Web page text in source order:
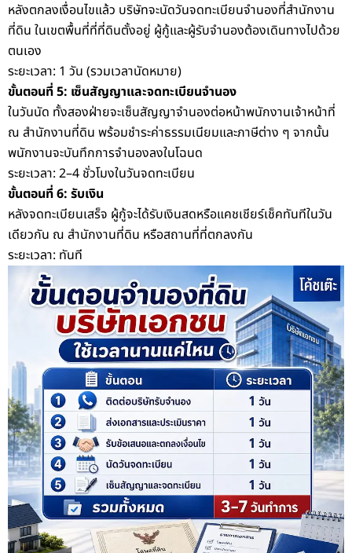
หลังตกลงเงื่อนไขแล้ว บริษัทจะนัดวันจดทะเบียนจำนองที่สำนักงาน
ที่ดิน ในเขตพื้นที่ที่ที่ดินตั้งอยู่ ผู้กู้และผู้รับจำนองต้องเดินทางไปด้วย
ตนเอง
ระยะเวลา: 1 วัน (รวมเวลานัดหมาย)
ขั้นตอนที่ 5: เซ็นสัญญาและจดทะเบียนจำนอง
ในวันนัด ทั้งสองฝ่ายจะเซ็นสัญญาจำนองต่อหน้าพนักงานเจ้าหน้าที่
ณ สำนักงานที่ดิน พร้อมชำระค่าธรรมเนียมและภาษีต่าง ๆ จากนั้น
พนักงานจะบันทึกการจำนองลงในโฉนด
ระยะเวลา: 2–4 ชั่วโมงในวันจดทะเบียน
ขั้นตอนที่ 6: รับเงิน
หลังจดทะเบียนเสร็จ ผู้กู้จะได้รับเงินสดหรือแคชเชียร์เช็คทันทีในวัน
เดียวกัน ณ สำนักงานที่ดิน หรือสถานที่ที่ตกลงกัน
ระยะเวลา: ทันที